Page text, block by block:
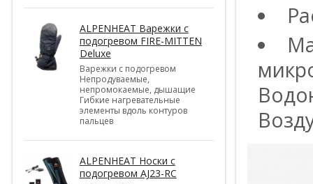
ALPENHEAT Варежки с
подогревом FIRE-MITTEN
Deluxe
Варежки с подогревом
Непродуваемые,
непромокаемые, дышащие
Гибкие нагревательные
элементы вдоль контуров
пальцев
ALPENHEAT Носки с
подогревом AJ23-RC